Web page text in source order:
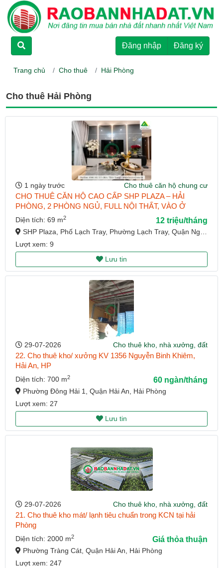
Đăng nhập Đăng ký
Trang chủ Cho thuê Hải Phòng
Cho thuê Hải Phòng
1 ngày trước Cho thuê căn hộ chung cư
CHO THUÊ CĂN HỘ CAO CẤP SHP PLAZA – HẢI
PHÒNG, 2 PHÒNG NGỦ, FULL NỘI THẤT, VÀO Ở
NGAY
Diện tích: 69 m2 12 triệu/tháng
SHP Plaza, Phố Lạch Tray, Phường Lạch Tray, Quận Ngô Quyền, Hải Phòng
Lượt xem: 9
Lưu tin
29-07-2026 Cho thuê kho, nhà xưởng, đất
22. Cho thuê kho/ xưởng KV 1356 Nguyễn Binh Khiêm,
Hải An, HP
Diện tích: 700 m2 60 ngàn/tháng
Phường Đông Hải 1, Quận Hải An, Hải Phòng
Lượt xem: 27
Lưu tin
29-07-2026 Cho thuê kho, nhà xưởng, đất
21. Cho thuê kho mát/ lạnh tiêu chuẩn trong KCN tại hải
Phòng
Diện tích: 2000 m2 Giá thỏa thuận
Phường Tràng Cát, Quận Hải An, Hải Phòng
Lượt xem: 247
TRANG CHỦ
CHO THUÊ
DỰ ÁN
HƯỚNG DẪN